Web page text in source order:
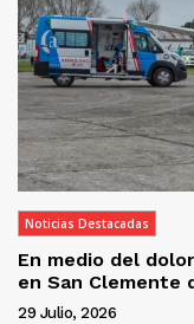
Noticias Destacadas
En medio del
en San Clemente
29 Julio, 2026